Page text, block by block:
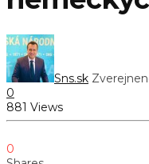
Sns.sk
0
881 Views
0